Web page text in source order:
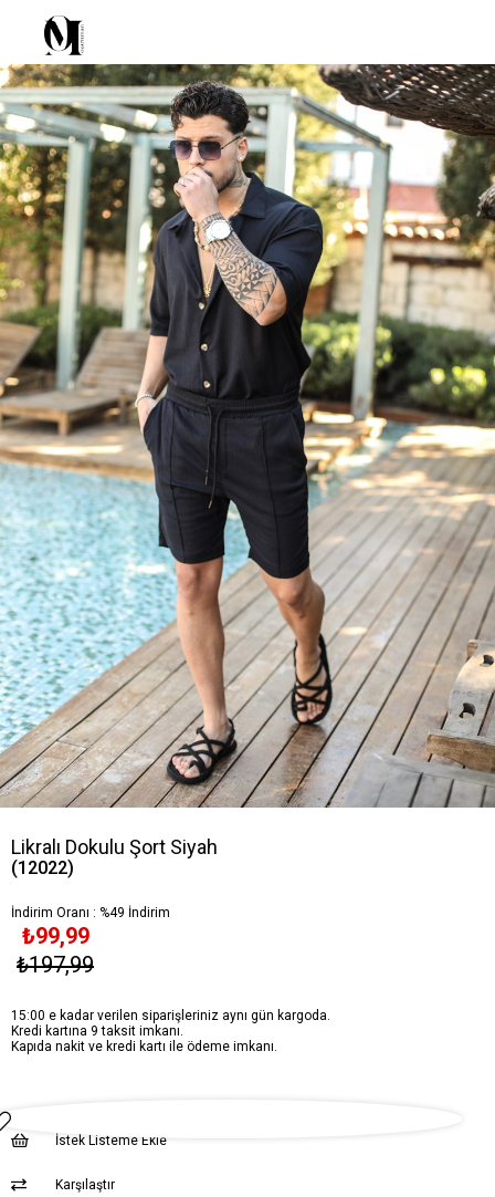
Likralı Dokulu Şort Siyah
(12022)
İndirim Oranı : %49 İndirim
₺197,99
₺99,99
15:00 e kadar verilen siparişleriniz aynı gün kargoda.
Kredi kartına 9 taksit imkanı.
Kapıda nakit ve kredi kartı ile ödeme imkanı.
İstek Listeme Ekle
Karşılaştır